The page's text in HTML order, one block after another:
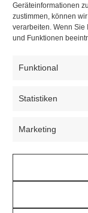
Geräteinformationen
zustimmen, können
verarbeiten. Wenn Sie
und Funktionen
Funktional
Statistiken
Marketing